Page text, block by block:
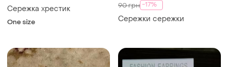
Сережка хрестик
One size
90 грн -17%
Сережки сережки